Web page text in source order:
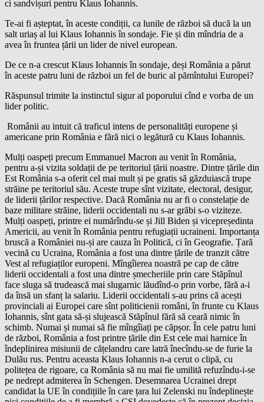
ci sandvișuri pentru Klaus Iohannis.
Te-ai fi așteptat, în aceste condiții, ca lunile de război să ducă la un
salt uriaș al lui Klaus Iohannis în sondaje. Fie și din mîndria de a
avea în fruntea țării un lider de nivel european.
De ce n-a crescut Klaus Iohannis în sondaje, deși România a părut
în aceste patru luni de război un fel de buric al pămîntului Europei?
Răspunsul trimite la instinctul sigur al poporului cînd e vorba de un
lider politic.
Românii au intuit că traficul intens de personalități europene și
americane prin România e fără nici o legătură cu Klaus Iohannis.
Mulți oaspeți precum Emmanuel Macron au venit în România,
pentru a-și vizita soldații de pe teritoriul țării noastre. Dintre țările din
Est România s-a oferit cel mai mult și pe gratis să găzduiască trupe
străine pe teritoriul său. Aceste trupe sînt vizitate, electoral, desigur,
de liderii țărilor respective. Dacă România nu ar fi o constelație de
baze militare străine, liderii occidentali nu s-ar grăbi s-o viziteze.
Mulți oaspeți, printre ei numărîndu-se și Jill Biden și vicepreședinta
Americii, au venit în România pentru refugiații ucraineni. Importanța
bruscă a României nu-și are cauza în Politică, ci în Geografie. Țară
vecină cu Ucraina, România a fost una dintre țările de tranzit către
Vest al refugiaților europeni. Mîngîierea noastră pe cap de către
liderii occidentali a fost una dintre șmecheriile prin care Stăpînul
face sluga să trudească mai slugarnic lăudînd-o prin vorbe, fără a-i
da însă un sfanț la salariu. Liderii occidentali s-au prins că acești
provinciali ai Europei care sînt politicienii români, în frunte cu Klaus
Iohannis, sînt gata să-și slujească Stăpînul fără să ceară nimic în
schimb. Numai și numai să fie mîngîiați pe căpșor. În cele patru luni
de război, România a fost printre țările din Est cele mai harnice în
îndeplinirea misiunii de cățelandru care latră înecîndu-se de furie la
Dulău rus. Pentru aceasta Klaus Iohannis n-a cerut o clipă, cu
politețea de rigoare, ca România să nu mai fie umilită refuzîndu-i-se
pe nedrept admiterea în Schengen. Desemnarea Ucrainei drept
candidat la UE în condițiile în care țara lui Zelenski nu îndeplinește